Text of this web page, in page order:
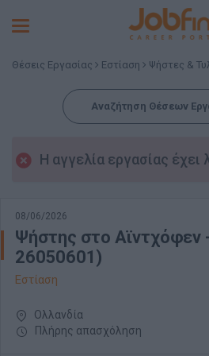
Toggle
Θέσεις Εργασίας Εστίαση Ψήστες &
Αναζήτηση Θέσεων
Η αγγελία εργασίας έχει
08/06/2026
Ψήστης στο Αϊντχόφεν
26050601)
Εστίαση
Ολλανδία
Πλήρης απασχόληση